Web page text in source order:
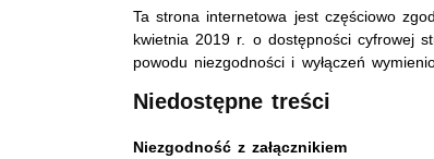
Ta strona internetowa jest częściowo
kwietnia 2019 r. o dostępności cyfrowej
powodu niezgodności i wyłączeń
Niedostępne treści
Niezgodność z załącznikiem